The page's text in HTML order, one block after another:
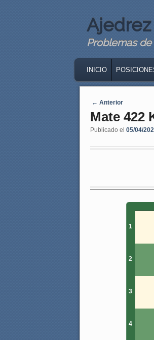
Problemas
SKIP TO PRIMARY
SKIP TO
INICIO
Navegaci�n de
← Anterior
Mate 422
Publicado el 05/04/
1
2
3
4